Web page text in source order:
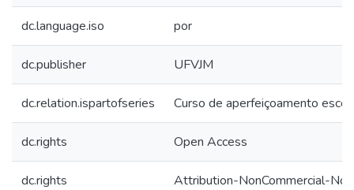
dc.language.iso por
dc.publisher UFVJM
dc.relation.ispartofseries Curso de aperfeiçoamento
dc.rights Open Access
dc.rights Attribution-NonCommercial-